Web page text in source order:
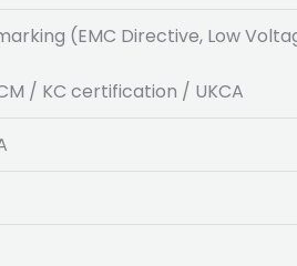
(EMC Directive, Low
/ KC certification / UKCA